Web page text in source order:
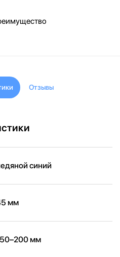
Отзывы
синий
мм
мм